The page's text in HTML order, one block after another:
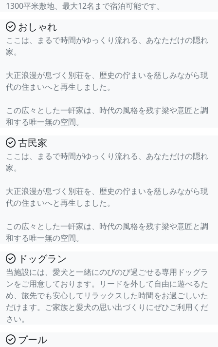
1300平米敷地、最大12名まで宿泊可能です。
おしゃれ
ここは、まるで時間がゆっくり流れる、あなただけの隠れ
家。
大正浪漫が息づく別荘を、歴史の佇まいを慈しみながら現
代の住まいへと再生しました。
この広々とした一軒家は、時代の風格を残す梁や意匠と調
和する唯一無の空間。
古民家
ここは、まるで時間がゆっくり流れる、あなただけの隠れ
家。
大正浪漫が息づく別荘を、歴史の佇まいを慈しみながら現
代の住まいへと再生しました。
この広々とした一軒家は、時代の風格を残す梁や意匠と調
和する唯一無の空間。
ドッグラン
当施設には、愛犬と一緒にのびのび過ごせる専用ドッグラ
ンをご用意しております。リードを外して自由に遊べるた
め、旅先でも安心してリラックスした時間をお過ごしいた
だけます。ご家族と愛犬の思い出づくりにぜひご利用くだ
さい。
プール